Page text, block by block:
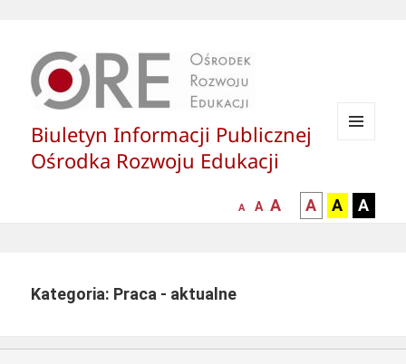
Biuletyn Informacji Publicznej
Ośrodka Rozwoju Edukacji
mniejsza
A
normalna
A
większa-
czcionka
A
kontrast
czarny
A
kontrast
czarny
A
żółty
A
Kategoria: Praca - aktualne